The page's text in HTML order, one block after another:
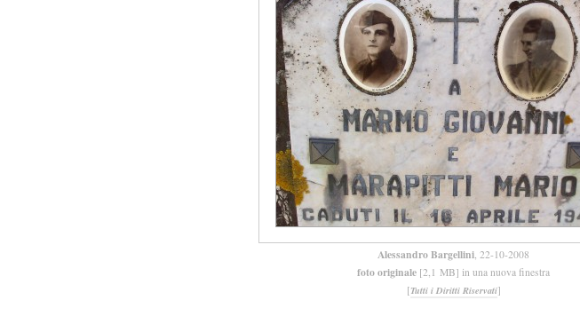
Alessandro Bargellini , 22-10-2008
foto originale [2,1 MB] in una nuova finestra
[Tutti i Diritti Riservati]